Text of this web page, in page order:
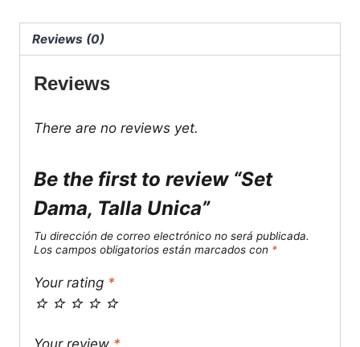
Reviews (0)
Reviews
There are no reviews yet.
Be the first to review “Set
Dama, Talla Unica”
Tu dirección de correo electrónico no será publicada.
Los campos obligatorios están marcados con *
Your rating *
Your review *